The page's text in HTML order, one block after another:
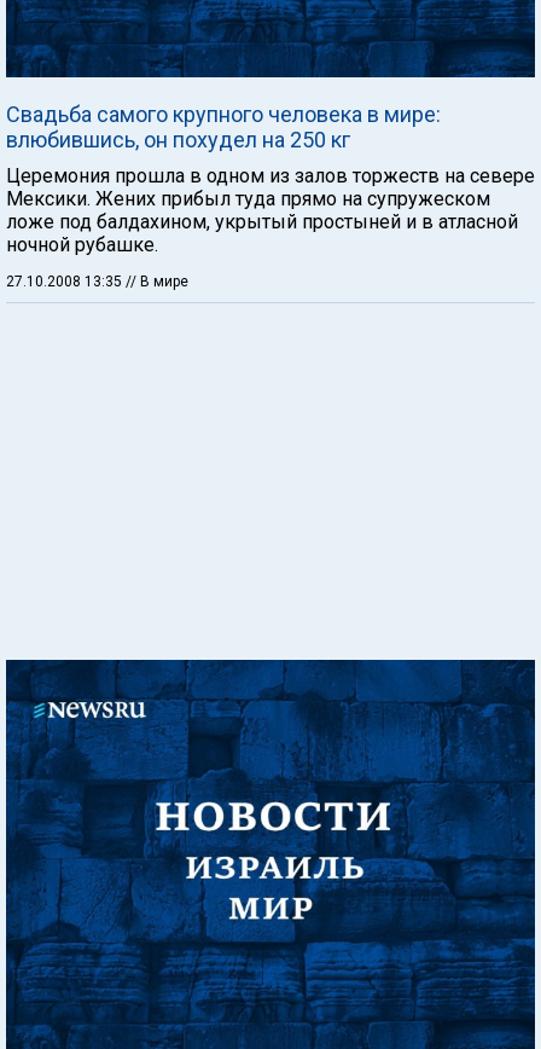
Свадьба самого крупного человека в мире:
влюбившись, он похудел на 250 кг
Церемония прошла в одном из залов торжеств на севере
Мексики. Жених прибыл туда прямо на супружеском
ложе под балдахином, укрытый простыней и в атласной
ночной рубашке.
27.10.2008 13:35 // В мире